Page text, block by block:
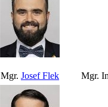
Mgr. Josef Flek Mgr.